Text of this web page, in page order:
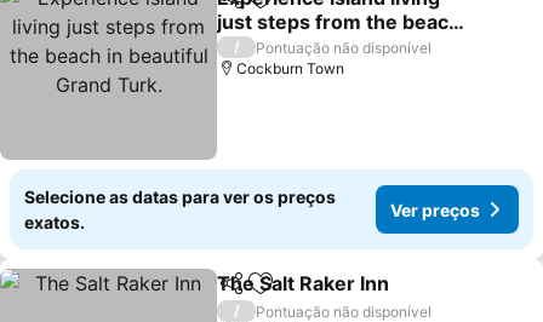
PartilharAdicionar aos favoritos
just steps from the beach
in beautiful Grand Turk.
/
Pontuação não disponível
Cockburn Town
Selecione as datas para ver os preços
exatos.
Ver preços
PartilharAdicionar aos favoritos
The Salt Raker Inn
/
Pontuação não disponível